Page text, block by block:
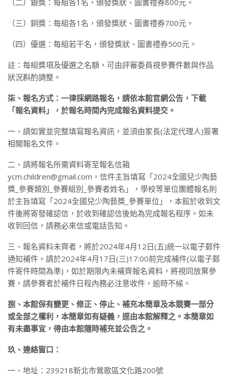
（三）銅獎：每組各1名，頒發獎狀、圖書禮券700元。
（四）優選：每組若干名，頒發獎狀、圖書禮券500元。
註：每組獎項及優選之名額，可由評審委員視參賽件數與作品
狀況斟酌調整。
柒、報名方式：一律採網路報名，請依本館官網公告，下載
「報名資料」，於報名時間內完成報名資料提交。
一、請如實並完整填寫報名資訊，並須由家長(法定代理人)簽署
相關報名文件。
二、請將報名所需資料寄至報名信箱
ycm.children@gmail.com，信件主旨填寫「2024全國兒少陶藝
獎_參賽類別_參賽組別_參賽者姓名」，學校等單位團體報名則
於主旨填寫「2024全國兒少陶藝獎_參賽單位」，本館於收到文
件後將寄發確認信，於收到確認信後始為完成報名程序。如未
收到回信，請務必來信或電話告知。
三、報名資料未齊者，將於2024年4月12日(五)統一以電子郵件
通知補件。請於2024年4月17日(三)17:00前完成補件(以電子郵
件寄件時間為準)，如於期限內未補齊報名資料，將視同放棄參
賽，請參賽者於補件日程內務必注意收件，逾時不候。
捌、本館保有變更、修正、停止、補充本簡章及本競賽一部分
或全部之權利，本簡章如有疑義，逕由本館解釋之。本簡章如
有未盡事宜，得由本館隨時補充並公告之。
玖、連絡窗口：
一、地址：239218新北市鶯歌區文化路200號